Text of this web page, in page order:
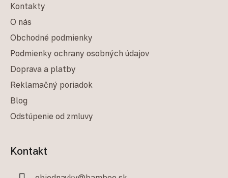
Kontakty
O nás
Obchodné podmienky
Podmienky ochrany osobných údajov
Doprava a platby
Reklamačný poriadok
Blog
Odstúpenie od zmluvy
Kontakt